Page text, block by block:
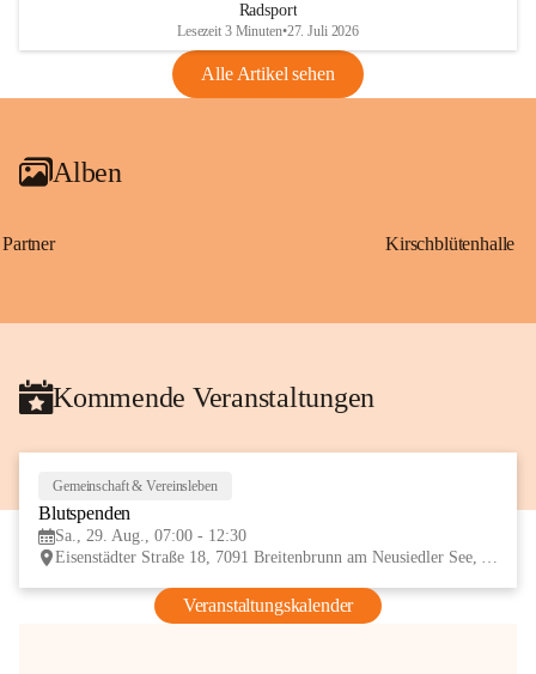
VBl. EU Nr. 18_2026
Radsport
Lesezeit 3 Minuten•27. Juli 2026
Alle Artikel sehen
Alben
Partner Kirschblütenhalle
Kommende Veranstaltungen
Gemeinschaft & Vereinsleben
Blutspenden
Sa., 29. Aug., 07:00 - 12:30
Eisenstädter Straße 18, 7091 Breitenbrunn am Neusiedler See, AUT
Veranstaltungskalender